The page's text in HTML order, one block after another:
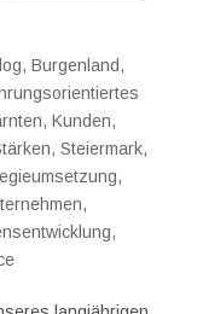
, Burgenland,
, Kunden,
, Steiermark,
,
,
,